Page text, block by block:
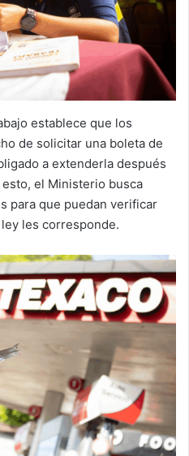
establece que los
de solicitar una boleta de
a extenderla después
el Ministerio busca
para que puedan verificar
les corresponde.